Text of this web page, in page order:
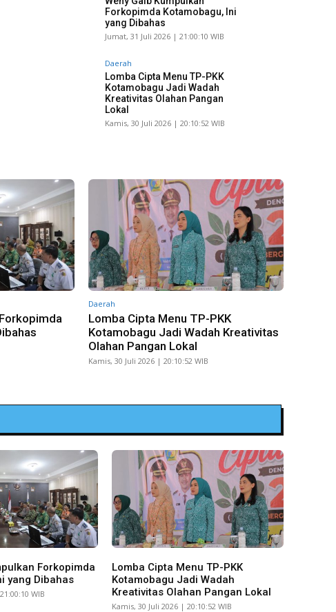
Forkopimda Kotamobagu, Ini
yang Dibahas
Jumat, 31 Juli 2026 | 21:00:10 WIB
Daerah
Lomba Cipta Menu TP-PKK
Kotamobagu Jadi Wadah
Kreativitas Olahan Pangan
Lokal
Kamis, 30 Juli 2026 | 20:10:52 WIB
Daerah
Lomba Cipta Menu TP-PKK
Kotamobagu Jadi Wadah Kreativitas
Olahan Pangan Lokal
Kamis, 30 Juli 2026 | 20:10:52 WIB
Forkopimda
yang Dibahas
WIB
Lomba Cipta Menu TP-PKK
Kotamobagu Jadi Wadah
Kreativitas Olahan Pangan Lokal
Kamis, 30 Juli 2026 | 20:10:52 WIB